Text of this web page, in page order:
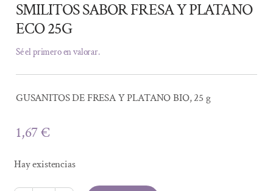
SMILITOS SABOR FRESA Y PLATANO
ECO 25G
Sé el primero en valorar.
GUSANITOS DE FRESA Y PLATANO BIO, 25 g
1,67€
Hay existencias